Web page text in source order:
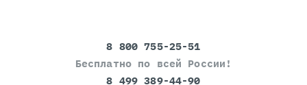
8 800 755-25-51
Бесплатно по всей России!
8 499 389-44-90